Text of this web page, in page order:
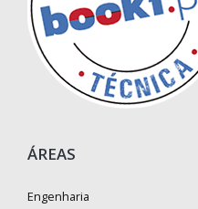
ÁREAS
Engenharia